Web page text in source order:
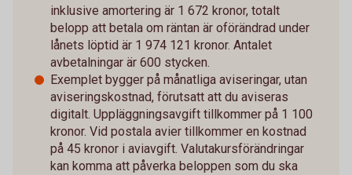
inklusive amortering är 1 672 kronor, totalt
belopp att betala om räntan är oförändrad under
lånets löptid är 1 974 121 kronor. Antalet
avbetalningar är 600 stycken.
Exemplet bygger på månatliga aviseringar, utan
aviseringskostnad, förutsatt att du aviseras
digitalt. Uppläggningsavgift tillkommer på 1 100
kronor. Vid postala avier tillkommer en kostnad
på 45 kronor i aviavgift. Valutakursförändringar
kan komma att påverka beloppen som du ska